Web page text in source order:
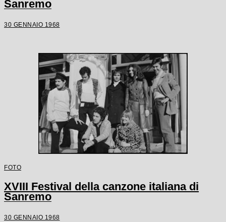
Sanremo
30 GENNAIO 1968
FOTO
XVIII Festival della canzone italiana di
Sanremo
30 GENNAIO 1968